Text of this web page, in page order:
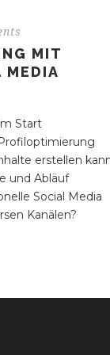
MIT
MEDIA
Start
erstellen
und Abläuf
Social Media
Kanälen?